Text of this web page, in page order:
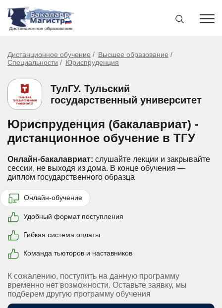
Дистанционное обучение
Высшее образование
Специальности
Юриспруденция
ТулГУ. Тульский
государственный университет
Юриспруденция (бакалавриат) -
дистанционное обучение в ТГУ
Онлайн-бакалавриат: слушайте лекции и закрывайте
сессии, не выходя из дома. В конце обучения —
диплом государственного образца
Онлайн-обучение
Удобный формат поступления
Гибкая система оплаты
Команда тьюторов и наставников
К сожалению, поступить на данную программу
временно нет возможности. Оставьте заявку, мы
подберем другую программу обучения